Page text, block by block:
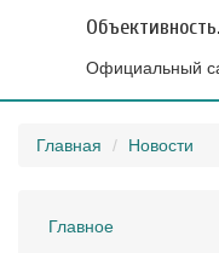
Официальный
Главная Новости
Главное